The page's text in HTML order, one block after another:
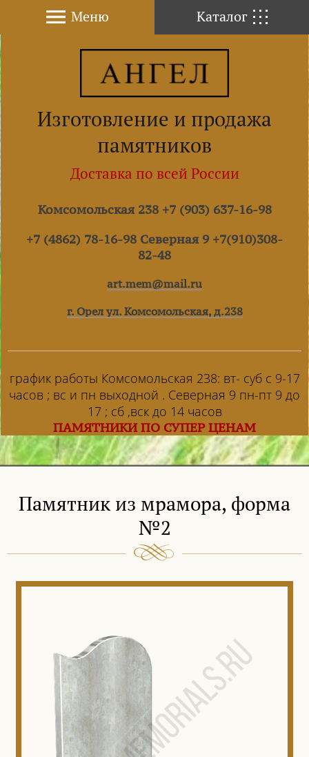
Меню
Изготовление и продажа
памятников
Доставка по всей России
Комсомольская 238 +7 (903) 637-16-98
+7 (4862) 78-16-98 Северная 9 +7(910)308-
82-48
art.mem@mail.ru
г. Орел ул. Комсомольская, д.238
график работы Комсомольская 238: вт- суб с 9-17
часов ; вс и пн выходной . Северная 9 пн-пт 9 до
17 ; сб ,вск до 14 часов
ПАМЯТНИКИ ПО СУПЕР ЦЕНАМ
Каталог
Памятник из мрамора, форма
№2